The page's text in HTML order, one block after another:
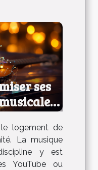
ses
?
le logement de
La musique
y est
YouTube ou